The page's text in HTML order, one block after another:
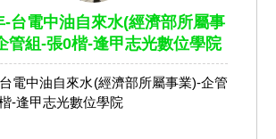
-台電中油自來水(經濟部所屬事
管組-張0楷-逢甲志光數位學院
電中油自來水(經濟部所屬事業)-企管
-逢甲志光數位學院